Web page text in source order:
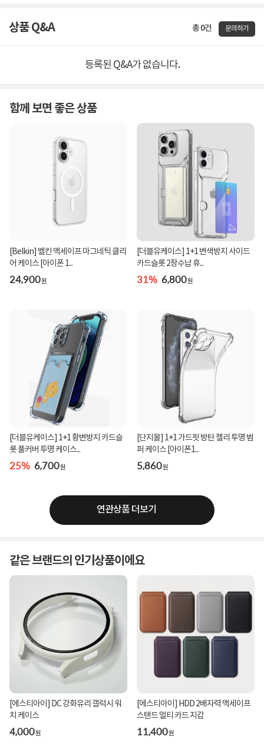
상품 Q&A 총 0건 문의하기
등록된 Q&A가 없습니다.
함께 보면 좋은 상품
[Belkin] 벨킨 맥세이프 마그네틱 클리
어 케이스 [아이폰 1...
24,900원
[더블유케이스] 1+1 변색방지 사이드
카드슬롯 2장수납 휴...
31% 6,800원
[더블유케이스] 1+1 황변방지 카드슬
롯 풀커버 투명 케이스...
25% 6,700원
[단지몰] 1+1 가드핏 방탄 젤리 투명 범
퍼 케이스 [아이폰1...
5,860원
연관상품 더보기
같은 브랜드의 인기상품이에요
[에스티아이] DC 강화유리 갤럭시 워
치 케이스
4,000원
[에스티아이] HDD 2배자력 맥세이프
스탠드 멀티 카드 지갑
11,400원